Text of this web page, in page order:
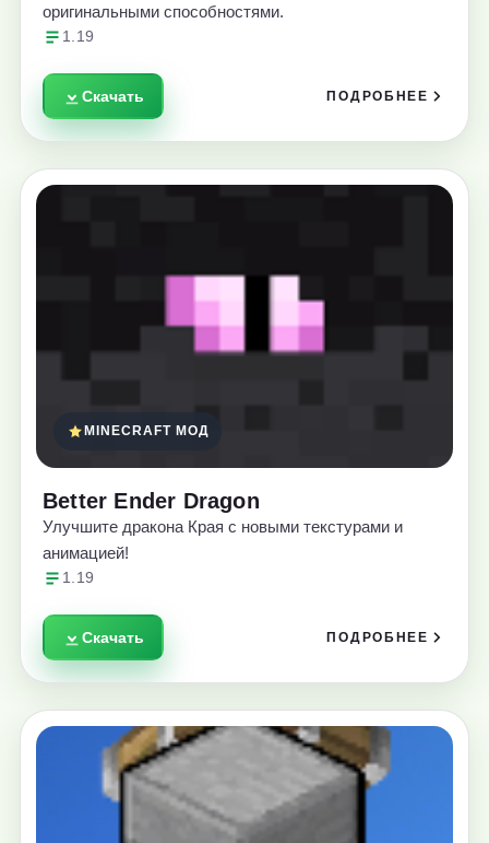
оригинальными способностями.
1.19
Скачать ПОДРОБНЕЕ
MINECRAFT МОД
Better Ender Dragon
Улучшите дракона Края с новыми текстурами и
анимацией!
1.19
Скачать ПОДРОБНЕЕ